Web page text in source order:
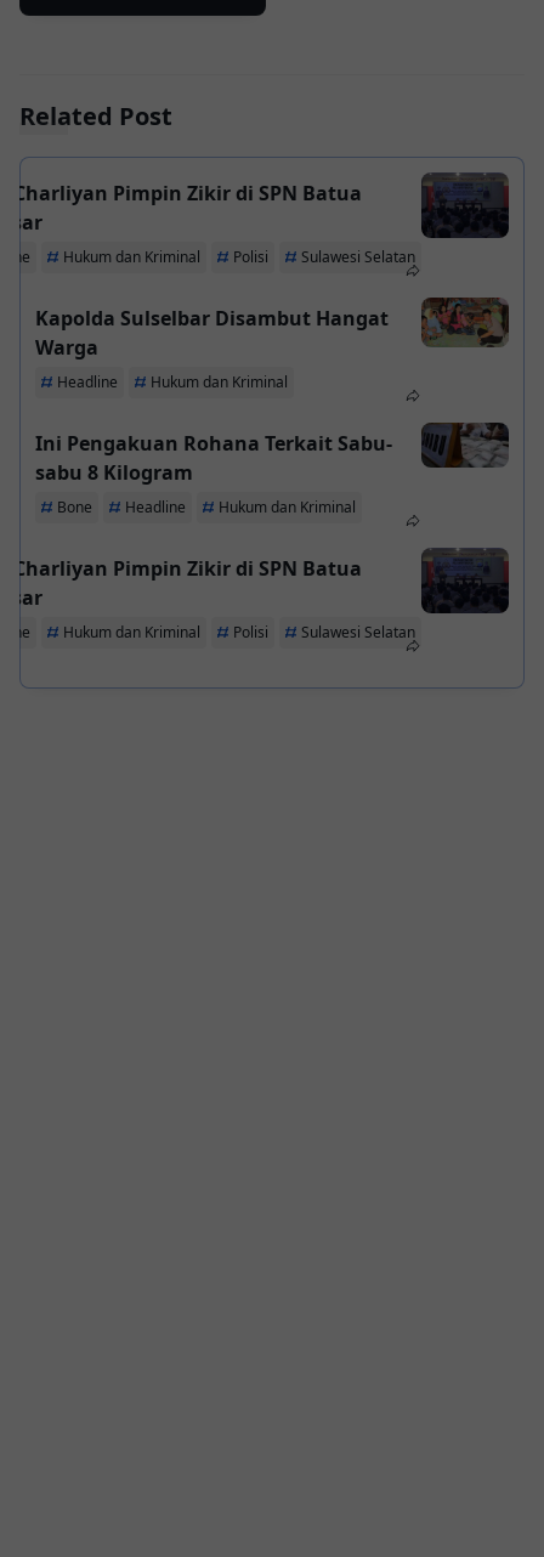
Related Post
Charliyan Pimpin Zikir di SPN Batua
Hukum dan Kriminal Polisi Sulawesi Selatan
Kapolda Sulselbar Disambut Hangat
Warga
Headline Hukum dan Kriminal
Ini Pengakuan Rohana Terkait Sabu-
sabu 8 Kilogram
Bone Headline Hukum dan Kriminal
Charliyan Pimpin Zikir di SPN Batua
Hukum dan Kriminal Polisi Sulawesi Selatan